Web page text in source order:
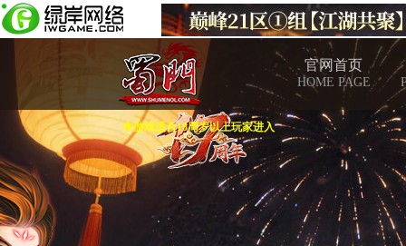
官网首页
HOME PAGE
本游戏适合18周岁以上玩家进入